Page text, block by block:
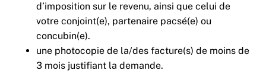
d’imposition sur le revenu, ainsi que celui de
votre conjoint(e), partenaire pacsé(e) ou
concubin(e).
une photocopie de la/des facture(s) de moins de
3 mois justifiant la demande.